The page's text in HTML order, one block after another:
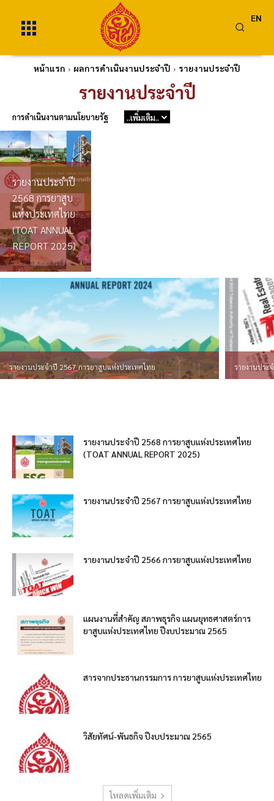
EN
หน้าแรก ผลการดำเนินงานประจำปี รายงานประจำปี
รายงานประจำปี
การดำเนินงานตามนโยบายรัฐ ..เพิ่มเติม..
รายงานประจำปี
2568 การยาสูบ
แห่งประเทศไทย
(TOAT ANNUAL
REPORT 2025)
รายงานประจำปี 2567 การยาสูบแห่งประเทศไทย รายงานประ
รายงานประจำปี 2568 การยาสูบแห่งประเทศไทย
(TOAT ANNUAL REPORT 2025)
รายงานประจำปี 2567 การยาสูบแห่งประเทศไทย
รายงานประจำปี 2566 การยาสูบแห่งประเทศไทย
แผนงานที่สำคัญ สภาพธุรกิจ แผนยุทธศาสตร์การ
ยาสูบแห่งประเทศไทย ปีงบประมาณ 2565
สารจากประธานกรรมการ การยาสูบแห่งประเทศไทย
วิสัยทัศน์-พันธกิจ ปีงบประมาณ 2565
โหลดเพิ่มเติม